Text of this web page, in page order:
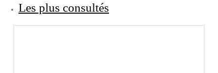
Les plus consultés